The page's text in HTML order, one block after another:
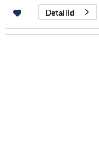
Detailid